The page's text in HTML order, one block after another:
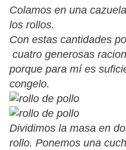
Colamos en una
los rollos.
Con estas cantidades
cuatro generosas
porque para mí es
congelo.
Dividimos la masa en
rollo. Ponemos una